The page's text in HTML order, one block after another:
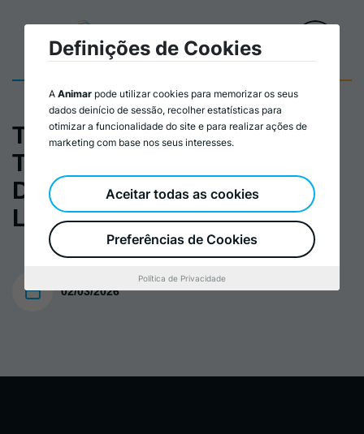
Territórios em Ação:
Técnicos/as para o
Desenvolvimento
Local_Plano de Formação
02/03/2026
Definições de Cookies
A Animar pode utilizar cookies para memorizar os seus
dados deinício de sessão, recolher estatísticas para
otimizar a funcionalidade do site e para realizar ações de
marketing com base nos seus interesses.
Preferências de Cookies
Aceitar todas as cookies
Política de Privacidade